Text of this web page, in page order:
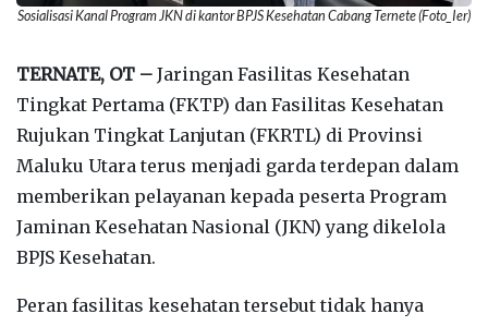
Sosialisasi Kanal Program JKN di kantor BPJS Kesehatan Cabang Ternete (Foto_Ier)
TERNATE, OT – Jaringan Fasilitas Kesehatan
Tingkat Pertama (FKTP) dan Fasilitas Kesehatan
Rujukan Tingkat Lanjutan (FKRTL) di Provinsi
Maluku Utara terus menjadi garda terdepan dalam
memberikan pelayanan kepada peserta Program
Jaminan Kesehatan Nasional (JKN) yang dikelola
BPJS Kesehatan.
‎Peran fasilitas kesehatan tersebut tidak hanya